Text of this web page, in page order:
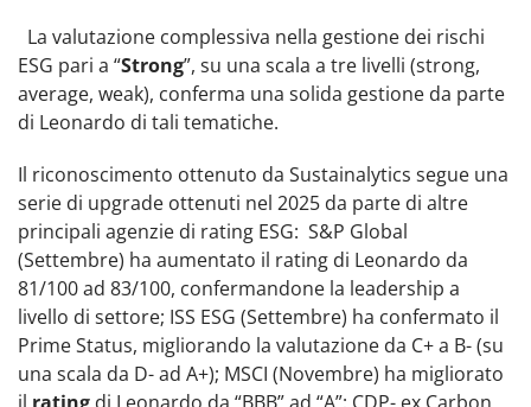
La valutazione complessiva nella gestione dei rischi
ESG pari a “Strong”, su una scala a tre livelli (strong,
average, weak), conferma una solida gestione da parte
di Leonardo di tali tematiche.
Il riconoscimento ottenuto da Sustainalytics segue una
serie di upgrade ottenuti nel 2025 da parte di altre
principali agenzie di rating ESG: S&P Global
(Settembre) ha aumentato il rating di Leonardo da
81/100 ad 83/100, confermandone la leadership a
livello di settore; ISS ESG (Settembre) ha confermato il
Prime Status, migliorando la valutazione da C+ a B- (su
una scala da D- ad A+); MSCI (Novembre) ha migliorato